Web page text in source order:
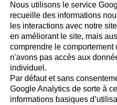
Nous utilisons le service
recueille des informations
les interactions avec notre
en améliorant le site, mais
comprendre le comportement
n'avons pas accès aux
individuel.
Par défaut et sans
Google Analytics de sorte à
informations basiques